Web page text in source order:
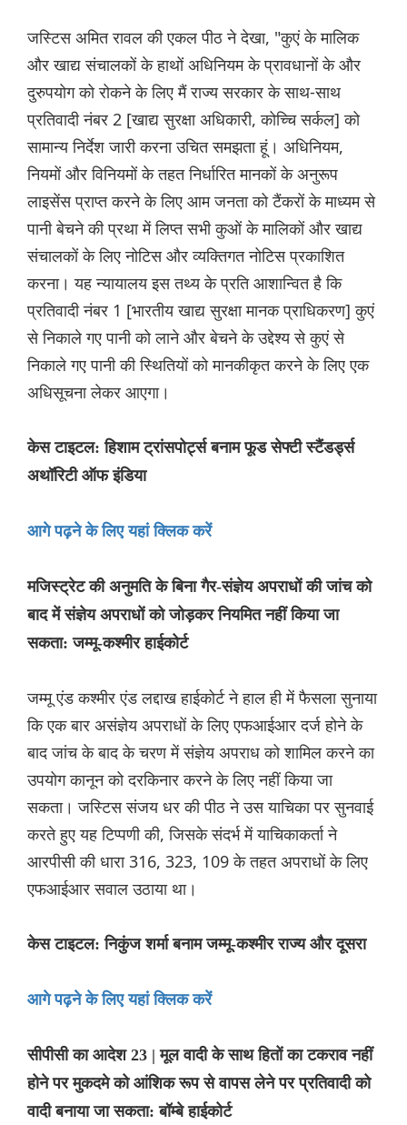
जस्टिस अमित रावल की एकल पीठ ने देखा, "कुएं के मालिक
और खाद्य संचालकों के हाथों अधिनियम के प्रावधानों के और
दुरुपयोग को रोकने के लिए मैं राज्य सरकार के साथ-साथ
प्रतिवादी नंबर 2 [खाद्य सुरक्षा अधिकारी, कोच्चि सर्कल] को
सामान्य निर्देश जारी करना उचित समझता हूं। अधिनियम,
नियमों और विनियमों के तहत निर्धारित मानकों के अनुरूप
लाइसेंस प्राप्त करने के लिए आम जनता को टैंकरों के माध्यम से
पानी बेचने की प्रथा में लिप्त सभी कुओं के मालिकों और खाद्य
संचालकों के लिए नोटिस और व्यक्तिगत नोटिस प्रकाशित
करना। यह न्यायालय इस तथ्य के प्रति आशान्वित है कि
प्रतिवादी नंबर 1 [भारतीय खाद्य सुरक्षा मानक प्राधिकरण] कुएं
से निकाले गए पानी को लाने और बेचने के उद्देश्य से कुएं से
निकाले गए पानी की स्थितियों को मानकीकृत करने के लिए एक
अधिसूचना लेकर आएगा।
केस टाइटल: हिशाम ट्रांसपोर्ट्स बनाम फूड सेफ्टी स्टैंडर्ड्स
अथॉरिटी ऑफ इंडिया
आगे पढ़ने के लिए यहां क्लिक करें
मजिस्ट्रेट की अनुमति के बिना गैर-संज्ञेय अपराधों की जांच को
बाद में संज्ञेय अपराधों को जोड़कर नियमित नहीं किया जा
सकता: जम्मू-कश्मीर हाईकोर्ट
जम्मू एंड कश्मीर एंड लद्दाख हाईकोर्ट ने हाल ही में फैसला सुनाया
कि एक बार असंज्ञेय अपराधों के लिए एफआईआर दर्ज होने के
बाद जांच के बाद के चरण में संज्ञेय अपराध को शामिल करने का
उपयोग कानून को दरकिनार करने के लिए नहीं किया जा
सकता। जस्टिस संजय धर की पीठ ने उस याचिका पर सुनवाई
करते हुए यह टिप्पणी की, जिसके संदर्भ में याचिकाकर्ता ने
आरपीसी की धारा 316, 323, 109 के तहत अपराधों के लिए
एफआईआर सवाल उठाया था।
केस टाइटल: निकुंज शर्मा बनाम जम्मू-कश्मीर राज्य और दूसरा
आगे पढ़ने के लिए यहां क्लिक करें
सीपीसी का आदेश 23 | मूल वादी के साथ हितों का टकराव नहीं
होने पर मुकदमे को आंशिक रूप से वापस लेने पर प्रतिवादी को
वादी बनाया जा सकता: बॉम्बे हाईकोर्ट